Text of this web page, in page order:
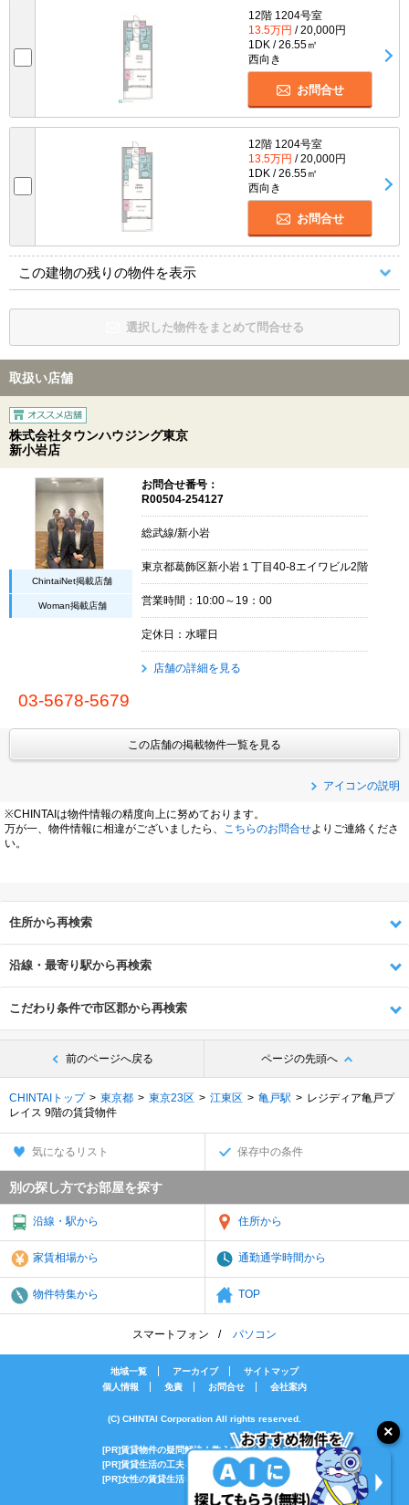
12階 1204号室
13.5万円 / 20,000円
1DK / 26.55㎡
西向き
お問合せ
12階 1204号室
13.5万円 / 20,000円
1DK / 26.55㎡
西向き
お問合せ
この建物の残りの物件を表示
選択した物件をまとめて問合せる
取扱い店舗
株式会社タウンハウジング東京
新小岩店
ChintaiNet掲載店舗
Woman掲載店舗
お問合せ番号：
R00504-254127
総武線/新小岩
東京都葛飾区新小岩１丁目40-8エイワビル2階
営業時間：10:00～19：00
定休日：水曜日
店舗の詳細を見る
03-5678-5679
この店舗の掲載物件一覧を見る
アイコンの説明
※CHINTAIは物件情報の精度向上に努めております。
万が一、物件情報に相違がございましたら、
こちらのお問合せよりご連絡くださ
い。
住所から再検索
沿線・最寄り駅から再検索
こだわり条件で市区郡から再検索
前のページへ戻る ページの先頭へ
CHINTAIトップ 東京都 東京23区 江東区 亀戸駅
レジディア亀戸プ
レイス 9階の賃貸物件
気になるリスト 保存中の条件
別の探し方でお部屋を探す
沿線・駅から 住所から
家賃相場から 通勤通学時間から
物件特集から TOP
スマートフォン パソコン
地域一覧 アーカイブ
サイトマップ
個人情報
免責 お問合せ 会社案内
(C) CHINTAI Corporation All rights reserved.
[PR]賃貸物件の疑問解決！教えてエイブルAGENT
[PR]賃貸生活の工夫を紹介！CHINTAI情報局
[PR]女性の賃貸生活を応援！Woman.CHINTAI